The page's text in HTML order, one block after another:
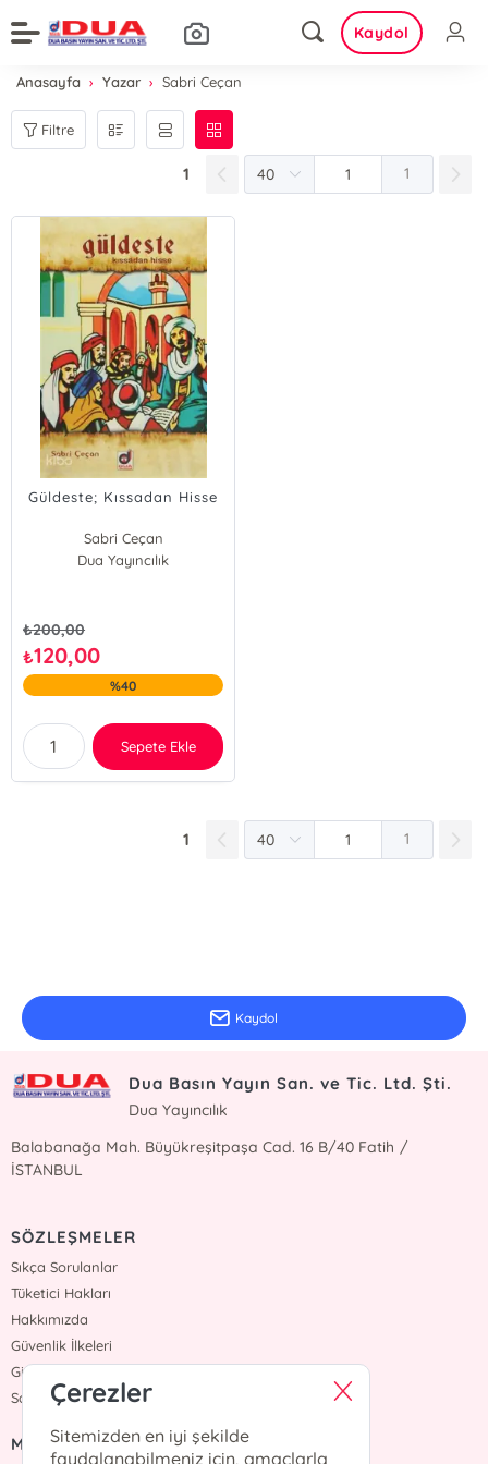
Kaydol
Anasayfa Yazar Sabri Ceçan
Filtre
1 1
Güldeste; Kıssadan Hisse
Sabri Ceçan
Dua Yayıncılık
₺200,00
₺120,00
%40
Sepete Ekle
1 1
Kaydol
Dua Basın Yayın San. ve Tic. Ltd. Şti.
Dua Yayıncılık
Balabanağa Mah. Büyükreşitpaşa Cad. 16 B/40 Fatih /
İSTANBUL
SÖZLEŞMELER
Sıkça Sorulanlar
Tüketici Hakları
Hakkımızda
Güvenlik İlkeleri
Gizlilik İlkesi
Satış Sözleşmesi
MENÜ
Çerezler
Sitemizden en iyi şekilde
faydalanabilmeniz için, amaçlarla